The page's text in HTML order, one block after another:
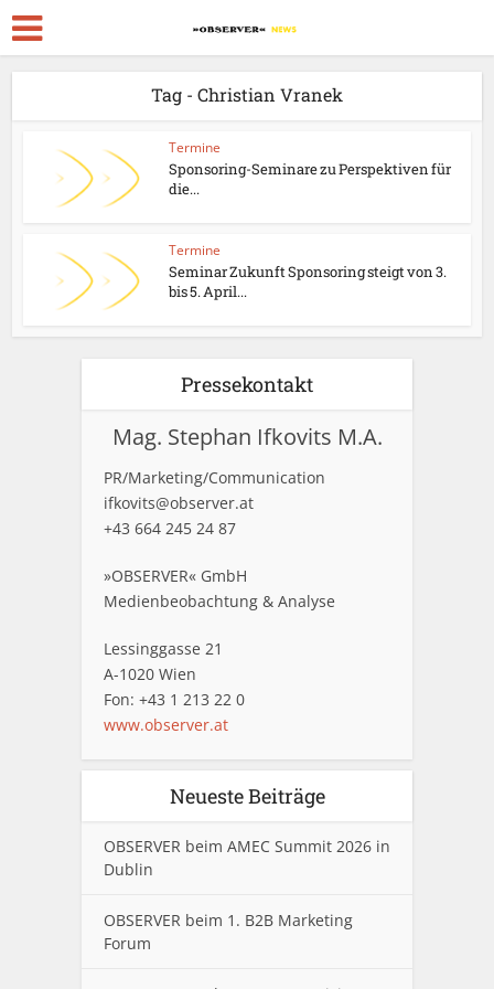
Tag - Christian Vranek
Termine
Sponsoring-Seminare zu Perspektiven für
die...
Termine
Seminar Zukunft Sponsoring steigt von 3.
bis 5. April...
Pressekontakt
Mag. Stephan Ifkovits M.A.
PR/Marketing/Communication
ifkovits@observer.at
+43 664 245 24 87
»OBSERVER« GmbH
Medienbeobachtung & Analyse
Lessinggasse 21
A-1020 Wien
Fon: +43 1 213 22 0
www.observer.at
Neueste Beiträge
OBSERVER beim AMEC Summit 2026 in
Dublin
OBSERVER beim 1. B2B Marketing
Forum